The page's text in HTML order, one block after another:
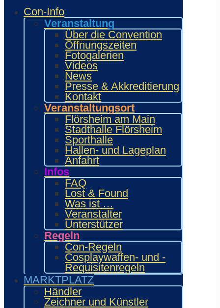
Con-Info
Veranstaltung
Über die Convention
Öffnungszeiten
Fotogalerien
Videos
News
Presse & Akkreditierung
Kontakt
Veranstaltungsort
Flörsheim am Main
Stadthalle Flörsheim
Sporthalle
Hallen- und Lageplan
Anfahrt
Infos
FAQ
Lost & Found
Was ist …
Veranstalter
Unterstützer
Regeln
Con-Regeln
Cosplaywaffen- und -
Requisitenregeln
MARKTPLATZ
Händler
Zeichner und Künstler
Jermain Meyer
(Synchronsprecher)
12. Mai 2026